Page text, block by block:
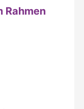
Rahmen